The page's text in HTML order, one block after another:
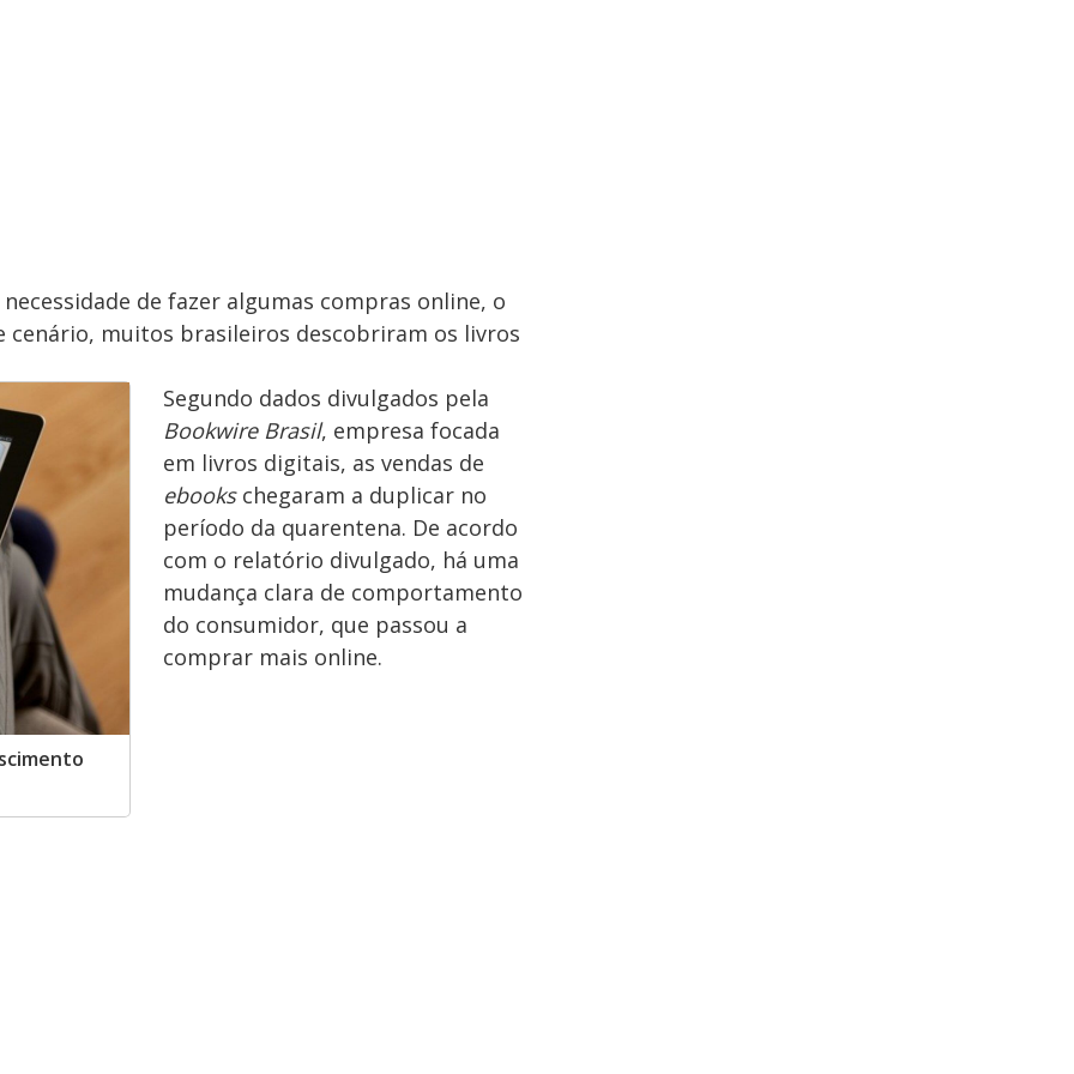
de fazer algumas compras online, o
muitos brasileiros descobriram os livros
Segundo dados divulgados pela
Bookwire Brasil, empresa focada
em livros digitais, as vendas de
ebookschegaram a duplicar no
período da quarentena. De acordo
com o relatório divulgado, há uma
mudança clara de comportamento
do consumidor, que passou a
comprar mais online.